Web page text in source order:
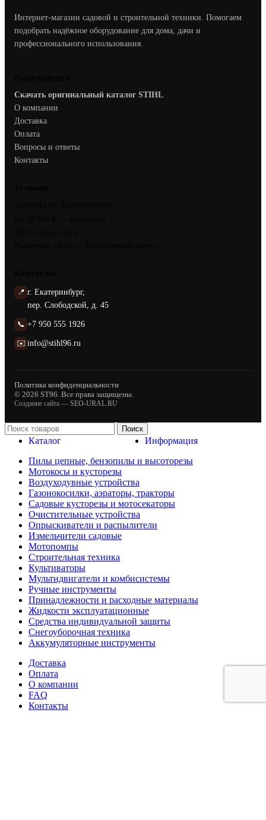
Интернет-магазин садовой и строительной техники. Помогаем
подобрать надёжное оборудование для дома, дачи и
профессионального использования.
Скачать оригинальный каталог STIHL
О компании
Доставка
Оплата
Вопросы и ответы
Контакты
📍 г. Екатеринбург,
пер. Слободской, д. 45
📞 +7 950 555 1926
✉️ info@stihl96.ru
Политика конфиденциальности
© 2026 ST96. Все права защищены.
Создание сайта — SEO-URAL.RU
Поиск
Информация
Каталог
Пилы цепные, бензопилы и высоторезы
Мотокосы и кусторезы
Воздуходувные устройства
Газонокосилки, аэраторы, тракторы
Садовые кусторезы и мотосекаторы
Очистительные устройства
Опрыскиватели и распылители
Измельчители садовые
Мотопомпы
Строительная техника
Культиваторы
Мультидвигатели и комбисистемы
Ручные инструменты
Принадлежности и расходные материалы
Жидкости эксплуатационные
Средства индивидуальной защиты
Снегоуборочная техника
Аккумуляторные инструменты
Доставка
Оплата
О компании
FAQ
Контакты